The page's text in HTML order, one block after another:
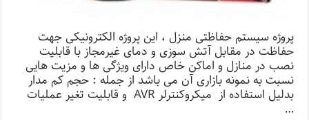
پروژه سیستم حفاظتی منزل ، این پروژه الکترونیکی جهت
حفاظت در مقابل آتش سوزی و دمای غیرمجاز با قابلیت
نصب در منازل و اماکن خاص دارای ویژگی ها و مزیت هایی
نسبت به نمونه بازاری آن می باشد از جمله : حجم کم مدار
بدلیل استفاده از میکروکنترلر AVR و قابلیت تغیر عملیات
…